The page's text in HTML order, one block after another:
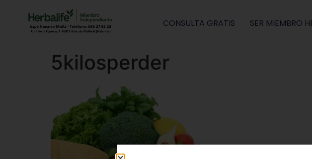
CONSULTA GRATIS SER MIEMBRO
5kilosperder